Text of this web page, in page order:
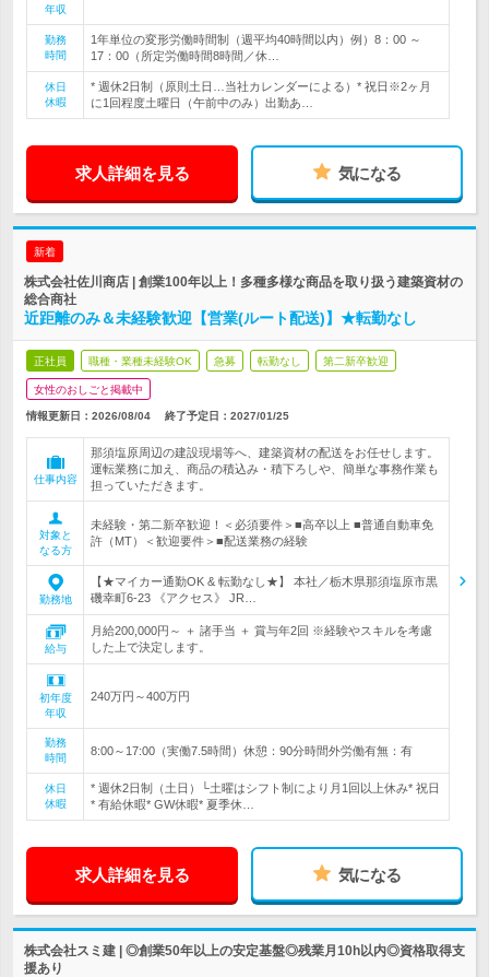
年収
勤務
時間
1年単位の変形労働時間制（週平均40時間以内）例）8：00 ～
17：00（所定労働時間8時間／休…
休日
休暇
* 週休2日制（原則土日…当社カレンダーによる）* 祝日※2ヶ月
に1回程度土曜日（午前中のみ）出勤あ…
求人詳細を見る 気になる
新着
株式会社佐川商店 | 創業100年以上！多種多様な商品を取り扱う建築資材の
総合商社
近距離のみ＆未経験歓迎【営業(ルート配送)】★転勤なし
正社員 職種・業種未経験OK 急募 転勤なし 第二新卒歓迎
女性のおしごと掲載中
情報更新日：2026/08/04 終了予定日： 2027/01/25
仕事内容
那須塩原周辺の建設現場等へ、建築資材の配送をお任せします。
運転業務に加え、商品の積込み・積下ろしや、簡単な事務作業も
担っていただきます。
対象と
なる方
未経験・第二新卒歓迎！＜必須要件＞■高卒以上 ■普通自動車免
許（MT）＜歓迎要件＞■配送業務の経験
勤務地
【★マイカー通勤OK & 転勤なし★】 本社／栃木県那須塩原市黒
磯幸町6-23 《アクセス》 JR…
給与
月給200,000円～ ＋ 諸手当 ＋ 賞与年2回 ※経験やスキルを考慮
した上で決定します。
初年度
年収
240万円～400万円
勤務
時間
8:00～17:00（実働7.5時間）休憩：90分時間外労働有無：有
休日
休暇
* 週休2日制（土日）└土曜はシフト制により月1回以上休み* 祝日
* 有給休暇* GW休暇* 夏季休…
求人詳細を見る 気になる
株式会社スミ建 | ◎創業50年以上の安定基盤◎残業月10h以内◎資格取得支
援あり